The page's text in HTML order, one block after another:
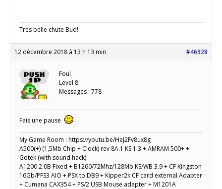
Très belle chute Bud!
12 décembre 2018 à 13 h 13 min #46928
Foul
Level 8
Messages : 778
Fais une pause
My Game Room : https://youtu.be/HeJ2Fv8ux8g
A500(+) (1,5Mb Chip + Clock) rev 8A.1 KS 1.3 + AMRAM 500+ +
Gotek (with sound hack)
A1200 2.0B Fixed + B1260/72Mhz/128Mb KS/WB 3.9 + CF Kingston
16Gb/PFS3 AIO + PSX to DB9 + Kipper2k CF card external Adapter
+ Cumana CAX354 + PS/2 USB Mouse adapter + M1201A